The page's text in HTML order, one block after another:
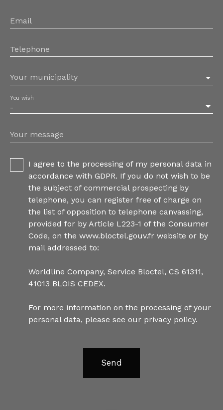
Email
Telephone
Your municipality
-
You wish
Your message
I agree to the processing of my personal data in
accordance with GDPR. If you do not wish to be
the subject of commercial prospecting by
telephone, you can register free of charge on
the list of opposition to telephone canvassing,
provided for by Article L223-1 of the Consumer
Code, on the www.bloctel.gouv.fr website or by
mail addressed to:
Worldline Company, Service Bloctel, CS 61311,
41013 BLOIS CEDEX.
For more information on the processing of your
personal data, please see our privacy policy.
Send